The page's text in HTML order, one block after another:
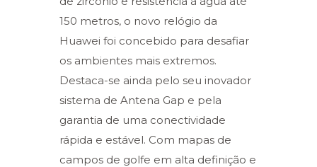
150 metros, o novo relógio da
Huawei foi concebido para desafiar
os ambientes mais extremos.
Destaca-se ainda pelo seu inovador
sistema de Antena Gap e pela
garantia de uma conectividade
rápida e estável. Com mapas de
campos de golfe em alta definição e